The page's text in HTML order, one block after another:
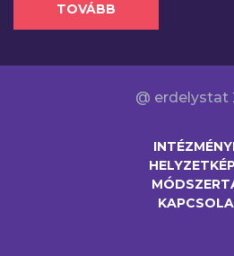
TOVÁBB
@ erdelystat